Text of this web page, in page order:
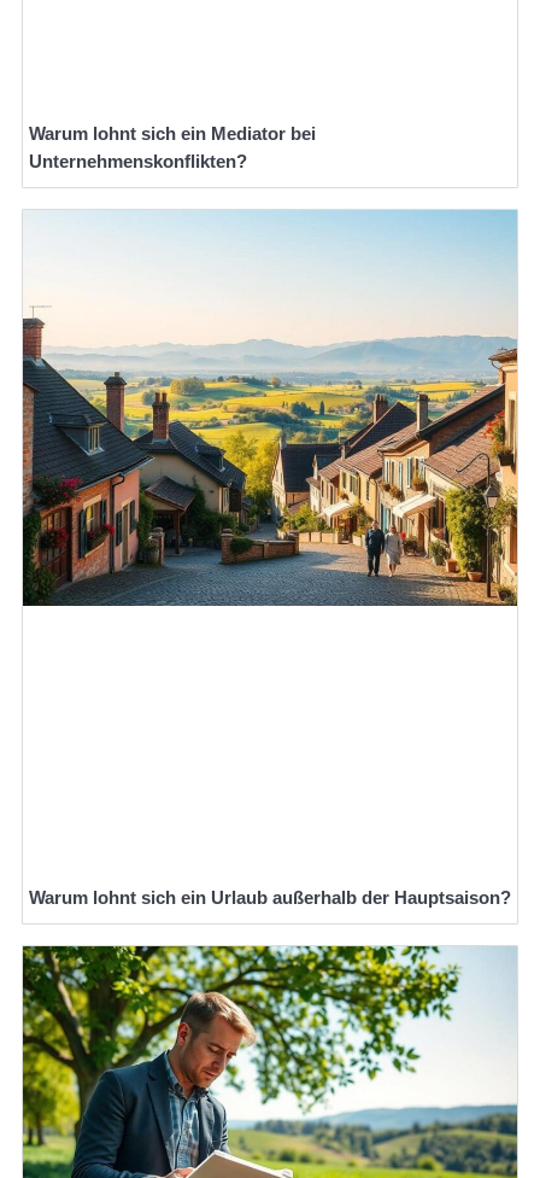
Warum lohnt sich ein Mediator bei
Unternehmenskonflikten?
Warum lohnt sich ein Urlaub außerhalb der Hauptsaison?